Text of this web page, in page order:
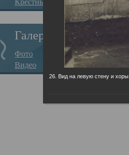
Галерея
Фото
Видео
26. Вид на левую стену и хоры.